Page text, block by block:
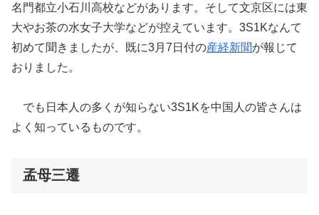
名門都立小石川高校などがあります。そして文京区には東
大やお茶の水女子大学などが控えています。3S1Kなんて
初めて聞きましたが、既に3月7日付の産経新聞が報じて
おりました。
でも日本人の多くが知らない3S1Kを中国人の皆さんは
よく知っているものです。
孟母三遷